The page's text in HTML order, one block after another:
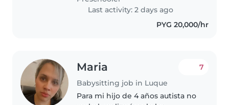
Last activity: 2 days ago
PYG 20,000/hr
Maria
Babysitting job in Luque
7
Para mi hijo de 4 años autista no